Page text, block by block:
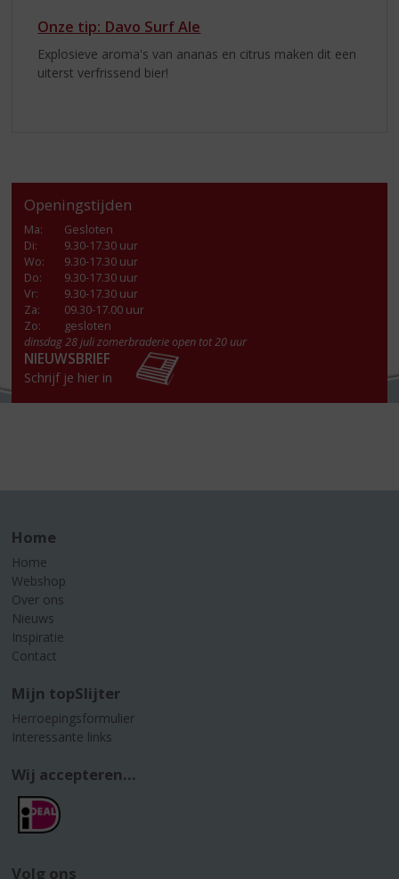
Onze tip: Davo Surf Ale
Explosieve aroma's van ananas en citrus maken dit een
uiterst verfrissend bier!
Openingstijden
Ma:
Gesloten
Di:
9.30-17.30 uur
Wo:
9.30-17.30 uur
Do:
9.30-17.30 uur
Vr:
9.30-17.30 uur
Za:
09.30-17.00 uur
Zo:
gesloten
dinsdag 28 juli zomerbraderie open tot 20 uur
NIEUWSBRIEF
Schrijf je hier in
Home
Home
Webshop
Over ons
Nieuws
Inspiratie
Contact
Mijn topSlijter
Herroepingsformulier
Interessante links
Wij accepteren...
Volg ons